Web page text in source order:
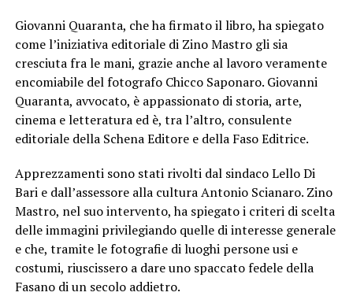
Giovanni Quaranta, che ha firmato il libro, ha spiegato
come l’iniziativa editoriale di Zino Mastro gli sia
cresciuta fra le mani, grazie anche al lavoro veramente
encomiabile del fotografo Chicco Saponaro. Giovanni
Quaranta, avvocato, è appassionato di storia, arte,
cinema e letteratura ed è, tra l’altro, consulente
editoriale della Schena Editore e della Faso Editrice.
Apprezzamenti sono stati rivolti dal sindaco Lello Di
Bari e dall’assessore alla cultura Antonio Scianaro. Zino
Mastro, nel suo intervento, ha spiegato i criteri di scelta
delle immagini privilegiando quelle di interesse generale
e che, tramite le fotografie di luoghi persone usi e
costumi, riuscissero a dare uno spaccato fedele della
Fasano di un secolo addietro.